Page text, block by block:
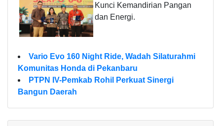
Kunci Kemandirian Pangan
dan Energi.
Vario Evo 160 Night Ride, Wadah Silaturahmi
Komunitas Honda di Pekanbaru
PTPN IV-Pemkab Rohil Perkuat Sinergi
Bangun Daerah